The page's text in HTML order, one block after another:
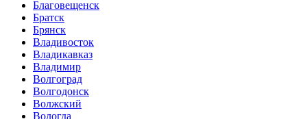
Благовещенск
Братск
Брянск
Владивосток
Владикавказ
Владимир
Волгоград
Волгодонск
Волжский
Вологда